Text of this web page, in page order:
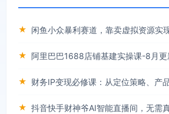
★
★
★
★